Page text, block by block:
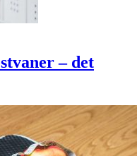
– det